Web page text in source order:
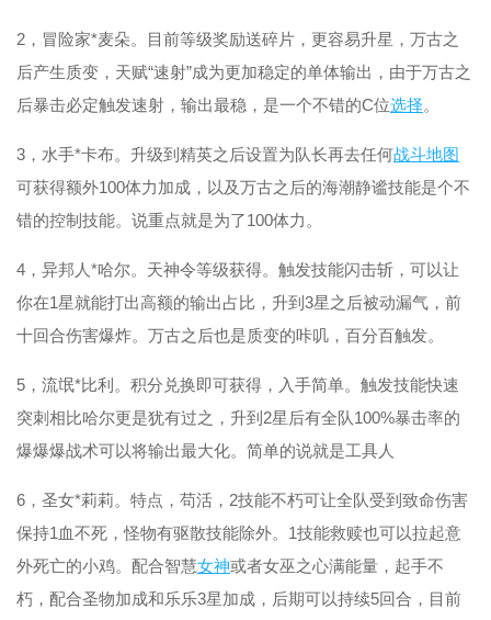
2，冒险家*麦朵。目前等级奖励送碎片，更容易升星，万古之
后产生质变，天赋“速射”成为更加稳定的单体输出，由于万古之
后暴击必定触发速射，输出最稳，是一个不错的C位选择。
3，水手*卡布。升级到精英之后设置为队长再去任何战斗地图
可获得额外100体力加成，以及万古之后的海潮静谧技能是个不
错的控制技能。说重点就是为了100体力。
4，异邦人*哈尔。天神令等级获得。触发技能闪击斩，可以让
你在1星就能打出高额的输出占比，升到3星之后被动漏气，前
十回合伤害爆炸。万古之后也是质变的咔叽，百分百触发。
5，流氓*比利。积分兑换即可获得，入手简单。触发技能快速
突刺相比哈尔更是犹有过之，升到2星后有全队100%暴击率的
爆爆爆战术可以将输出最大化。简单的说就是工具人
6，圣女*莉莉。特点，苟活，2技能不朽可让全队受到致命伤害
保持1血不死，怪物有驱散技能除外。1技能救赎也可以拉起意
外死亡的小鸡。配合智慧女神或者女巫之心满能量，起手不
朽，配合圣物加成和乐乐3星加成，后期可以持续5回合，目前